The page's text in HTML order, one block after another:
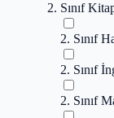
2. Sınıf
2. Sınıf
2. Sınıf
2. Sınıf